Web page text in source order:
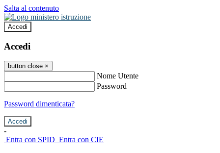
Salta al contenuto
Accedi
Accedi
button close ×
Nome Utente
Password
Password dimenticata?
-
Entra con SPID Entra con CIE